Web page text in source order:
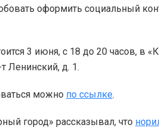
оформить социальный
3 июня, с 18 до 20 часов, в
Ленинский, д. 1.
можно по ссылке.
город» рассказывал, что